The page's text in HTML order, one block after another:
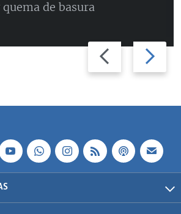
Previous
slide
Next
slide
de basura